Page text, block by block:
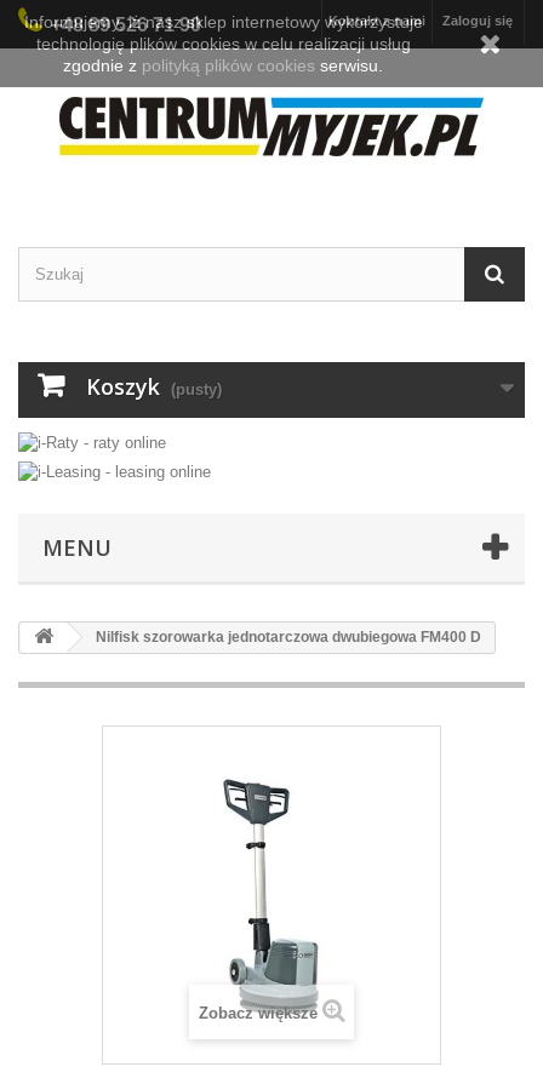
Zaloguj się
Kontakt z nami
+48 89 526 71 90
Koszyk (pusty)
MENU
Nilfisk szorowarka jednotarczowa dwubiegowa FM400 D
Zobacz większe
Informujemy, iż nasz sklep internetowy wykorzystuje
technologię plików cookies w celu realizacji usług
zgodnie z polityką plików cookies serwisu.